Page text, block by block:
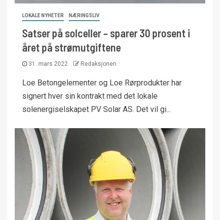
LOKALE NYHETER NÆRINGSLIV
Satser på solceller – sparer 30 prosent i
året på strømutgiftene
31. mars 2022 Redaksjonen
Loe Betongelementer og Loe Rørprodukter har
signert hver sin kontrakt med det lokale
solenergiselskapet PV Solar AS. Det vil gi...